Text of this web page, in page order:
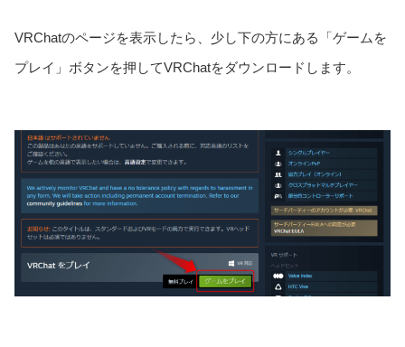
VRChatのページを表示したら、少し下の方にある「ゲームを
プレイ」ボタンを押してVRChatをダウンロードします。